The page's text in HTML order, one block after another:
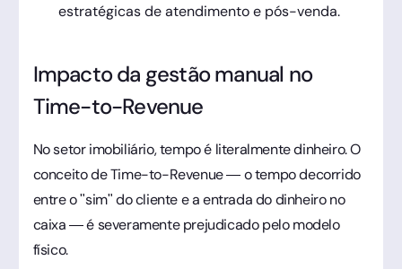
estratégicas de atendimento e pós-venda.
Impacto da gestão manual no
Time-to-Revenue
No setor imobiliário, tempo é literalmente dinheiro. O
conceito de Time-to-Revenue — o tempo decorrido
entre o "sim" do cliente e a entrada do dinheiro no
caixa — é severamente prejudicado pelo modelo
físico.